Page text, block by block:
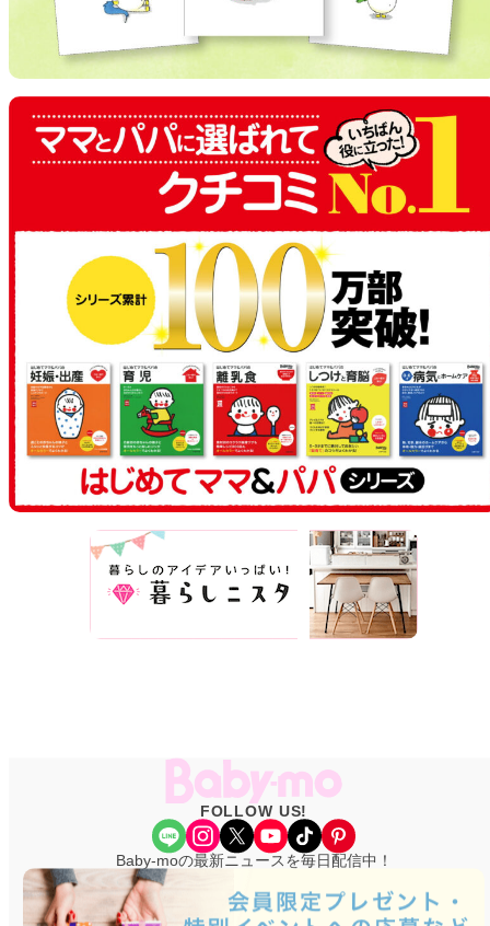
FOLLOW US!
Share Icon Instagram X YouTube TikTok Pinterest
Baby-moの最新ニュースを毎日配信中！